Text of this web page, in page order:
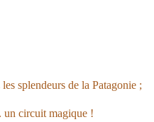
splendeurs de la Patagonie ;
un circuit magique !